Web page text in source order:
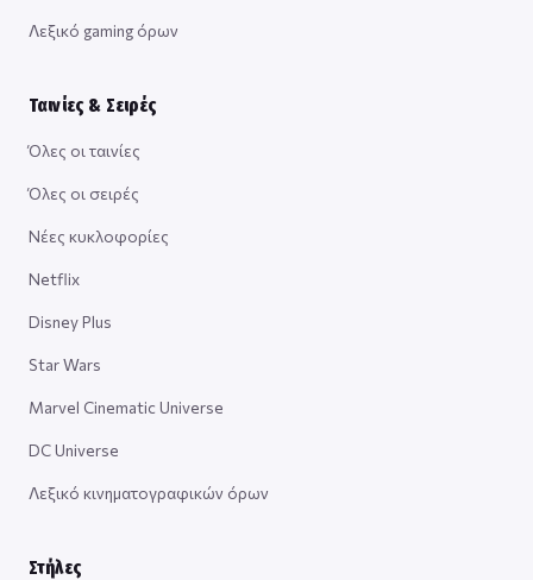
Λεξικό gaming όρων
Ταινίες & Σειρές
Όλες οι ταινίες
Όλες οι σειρές
Νέες κυκλοφορίες
Netflix
Disney Plus
Star Wars
Marvel Cinematic Universe
DC Universe
Λεξικό κινηματογραφικών όρων
Στήλες